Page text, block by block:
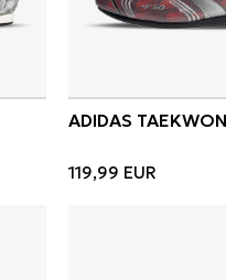
ADIDAS
119,99 EUR